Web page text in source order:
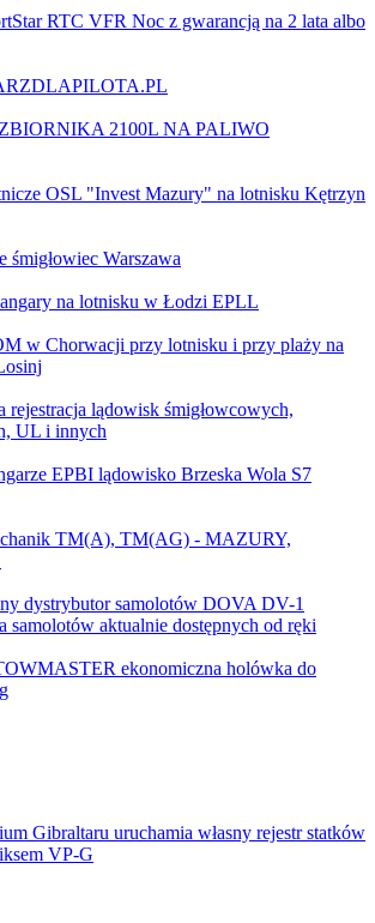
RTC VFR Noc z gwarancją na 2 lata albo
2100L NA PALIWO
OSL "Invest Mazury" na lotnisku Kętrzyn
śmigłowiec Warszawa
na lotnisku w Łodzi EPLL
w Chorwacji przy lotnisku i przy plaży na
rejestracja lądowisk śmigłowcowych,
UL i innych
EPBI lądowisko Brzeska Wola S7
TM(A), TM(AG) - MAZURY,
dystrybutor samolotów DOVA DV-1
samolotów aktualnie dostępnych od ręki
ekonomiczna holówka do